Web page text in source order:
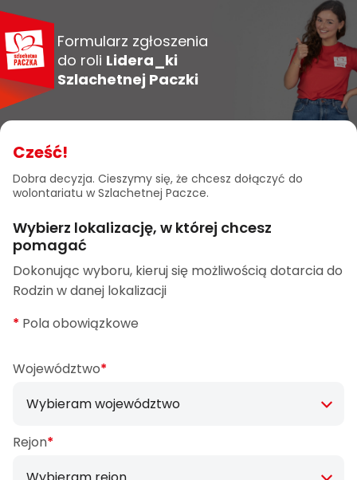
Formularz zgłoszenia
do roli Lidera_ki
Szlachetnej Paczki
Cześć!
Dobra decyzja. Cieszymy się, że chcesz dołączyć do
wolontariatu w Szlachetnej Paczce.
Wybierz lokalizację, w której chcesz
pomagać
Dokonując wyboru, kieruj się możliwością dotarcia do
Rodzin w danej lokalizacji
* Pola obowiązkowe
Województwo*
Rejon*